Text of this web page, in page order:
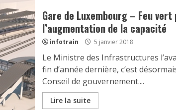
Gare de Luxembourg – Feu vert
l’augmentation de la capacité
infotrain 5 janvier 2018
Le Ministre des Infrastructures
fin d’année dernière, c’est
Conseil de gouvernement....
Lire la suite